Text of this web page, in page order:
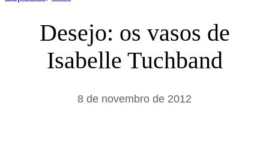
Desejo: os vasos de
Isabelle Tuchband
8 de novembro de 2012